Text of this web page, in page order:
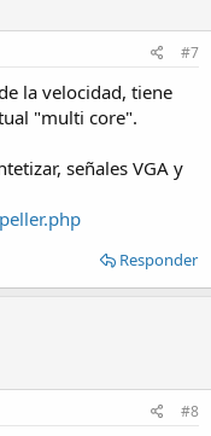
#7
la velocidad, tiene
"multi core".
señales VGA y
Responder
#8